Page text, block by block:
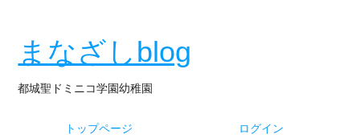
まなざしblog
都城聖ドミニコ学園幼稚園
トップページ ログイン